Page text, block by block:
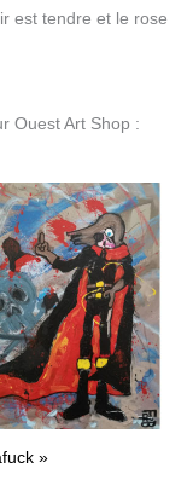
est tendre et le rose
Ouest Art Shop :
»